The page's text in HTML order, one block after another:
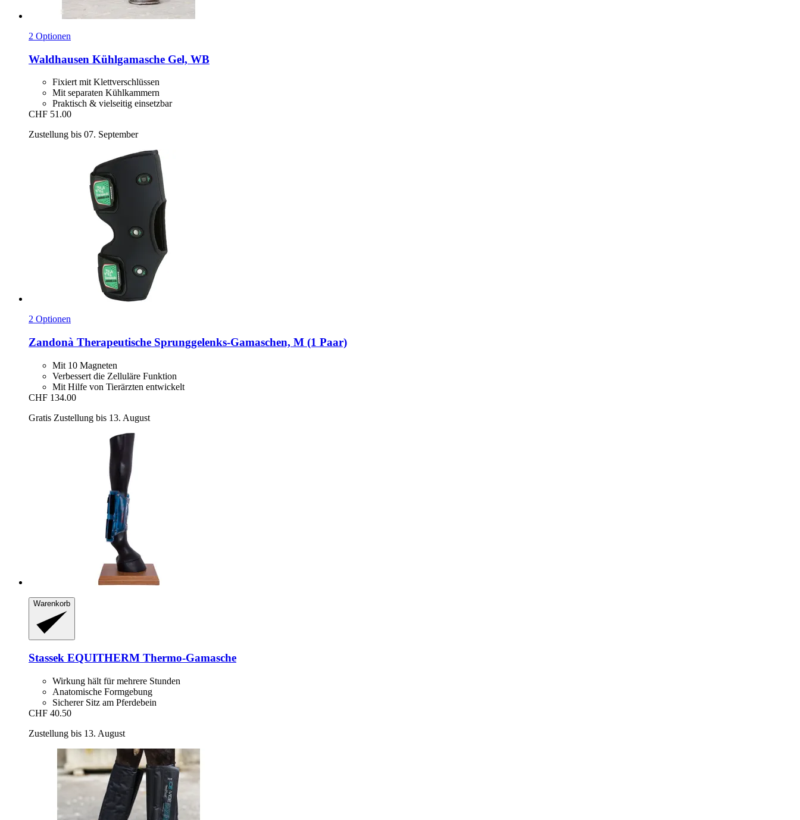
2 Optionen
Waldhausen Kühlgamasche Gel, WB
Fixiert mit Klettverschlüssen
Mit separaten Kühlkammern
Praktisch & vielseitig einsetzbar
CHF 51.00
Zustellung bis 07. September
2 Optionen
Zandonà Therapeutische Sprunggelenks-​Gamaschen, M (1 Paar)
Mit 10 Magneten
Verbessert die Zelluläre Funktion
Mit Hilfe von Tierärzten entwickelt
CHF 134.00
Gratis Zustellung bis 13. August
Warenkorb
Stassek EQUITHERM Thermo-​Gamasche
Wirkung hält für mehrere Stunden
Anatomische Formgebung
Sicherer Sitz am Pferdebein
CHF 40.50
Zustellung bis 13. August